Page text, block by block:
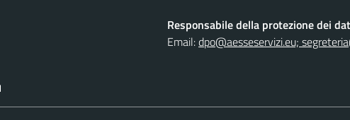
Responsabile della protezione dei
Email:dpo@aesseservizi.eu;